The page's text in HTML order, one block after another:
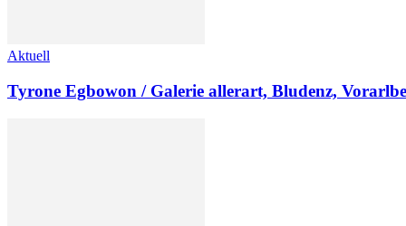
Aktuell
Tyrone Egbowon / Galerie allerart, Bludenz,